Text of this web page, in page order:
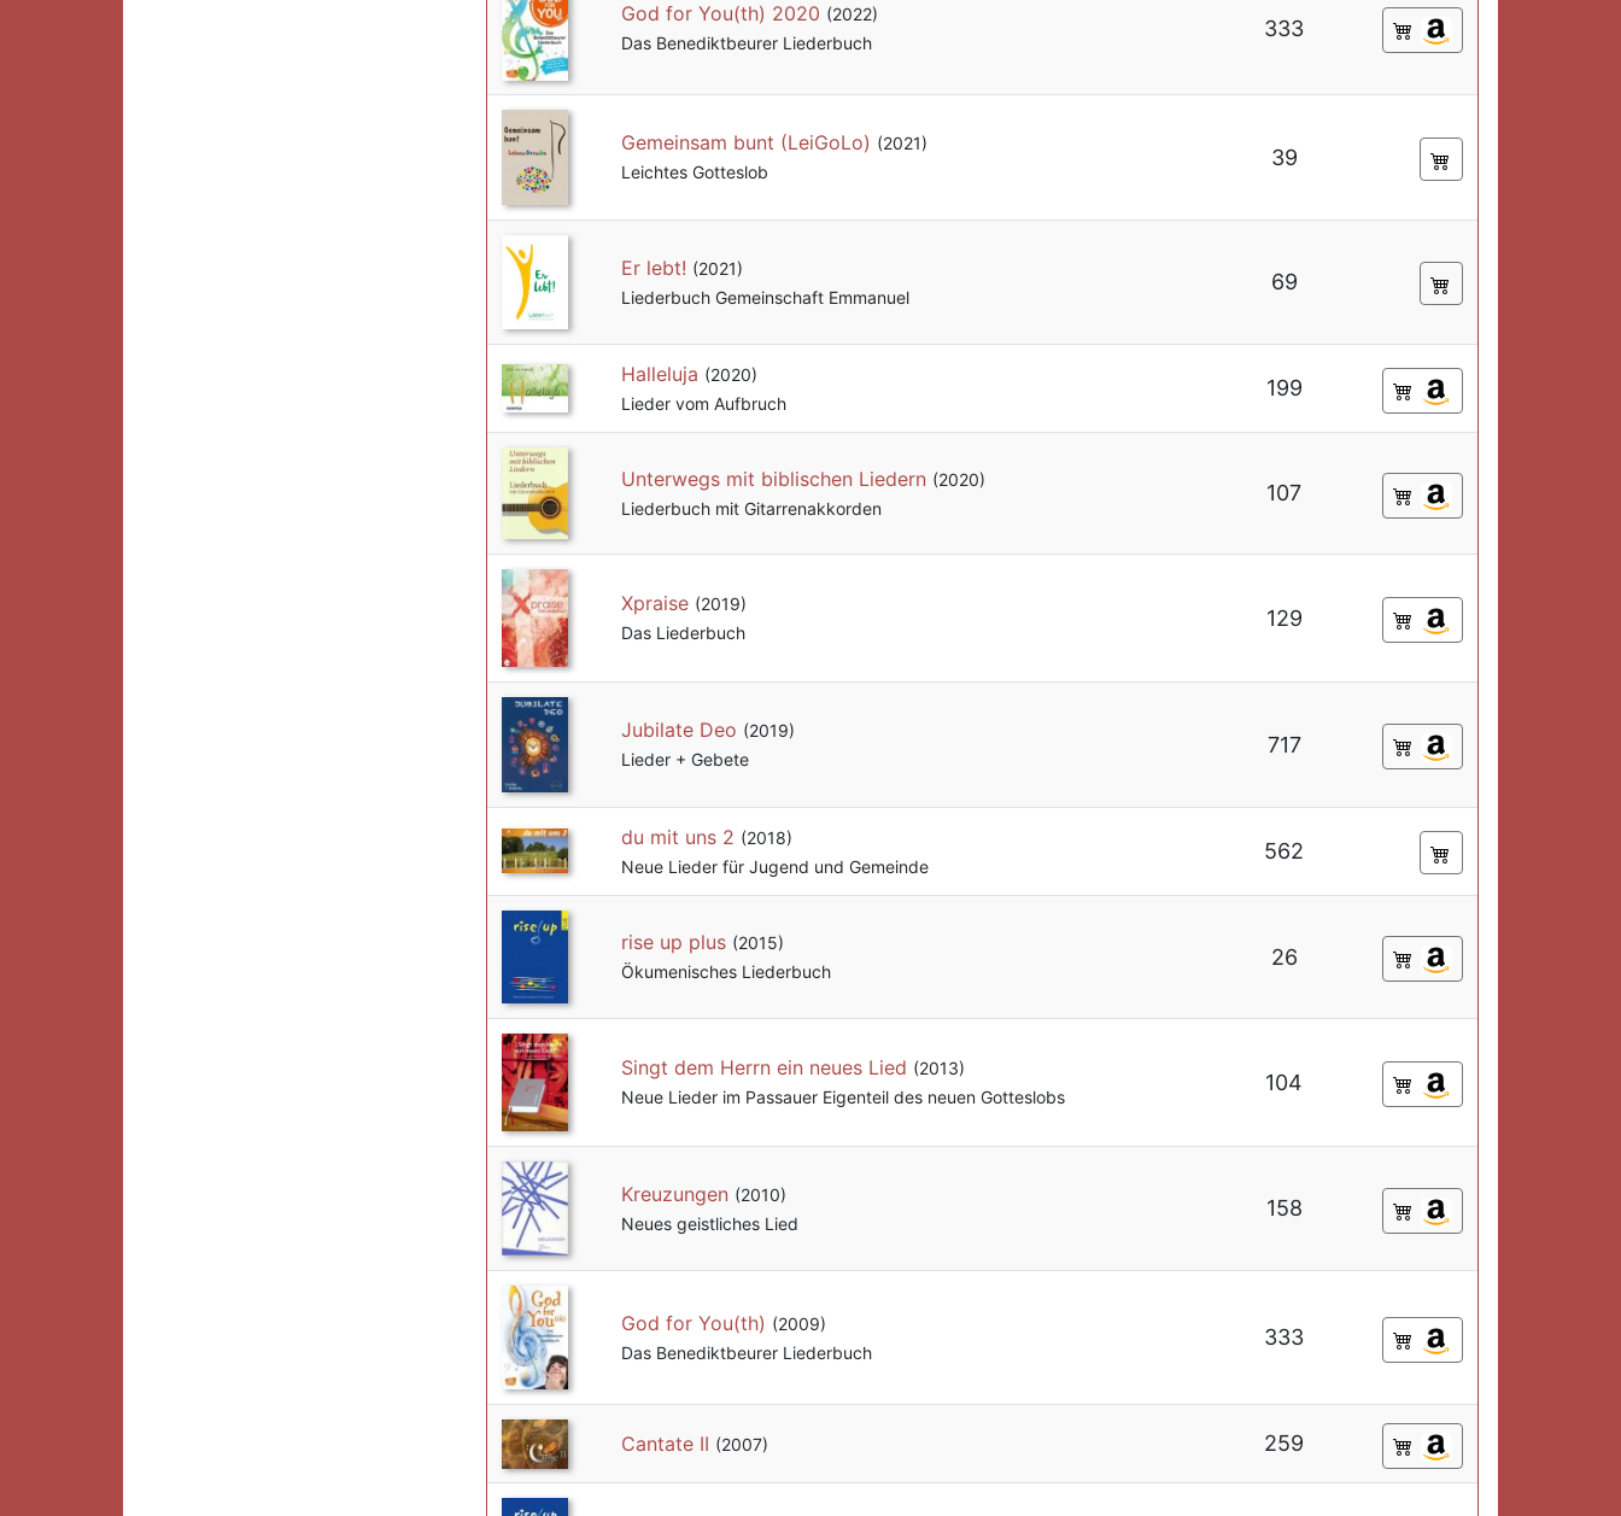
God for You(th) 2020 (2022)
Das Benediktbeurer Liederbuch
333
Gemeinsam bunt (LeiGoLo) (2021)
Leichtes Gotteslob
39
Er lebt! (2021)
Liederbuch Gemeinschaft Emmanuel
69
Halleluja (2020)
Lieder vom Aufbruch
199
Unterwegs mit biblischen Liedern (2020)
Liederbuch mit Gitarrenakkorden
107
Xpraise (2019)
Das Liederbuch
129
Jubilate Deo (2019)
Lieder + Gebete
717
du mit uns 2 (2018)
Neue Lieder für Jugend und Gemeinde
562
rise up plus (2015)
Ökumenisches Liederbuch
26
Singt dem Herrn ein neues Lied (2013)
Neue Lieder im Passauer Eigenteil des neuen Gotteslobs
104
Kreuzungen (2010)
Neues geistliches Lied
158
God for You(th) (2009)
Das Benediktbeurer Liederbuch
333
Cantate II (2007) 259